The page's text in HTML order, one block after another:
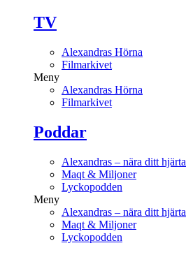
TV
Alexandras Hörna
Filmarkivet
Meny
Alexandras Hörna
Filmarkivet
Poddar
Alexandras – nära ditt hjärta
Maqt & Miljoner
Lyckopodden
Meny
Alexandras – nära ditt hjärta
Maqt & Miljoner
Lyckopodden